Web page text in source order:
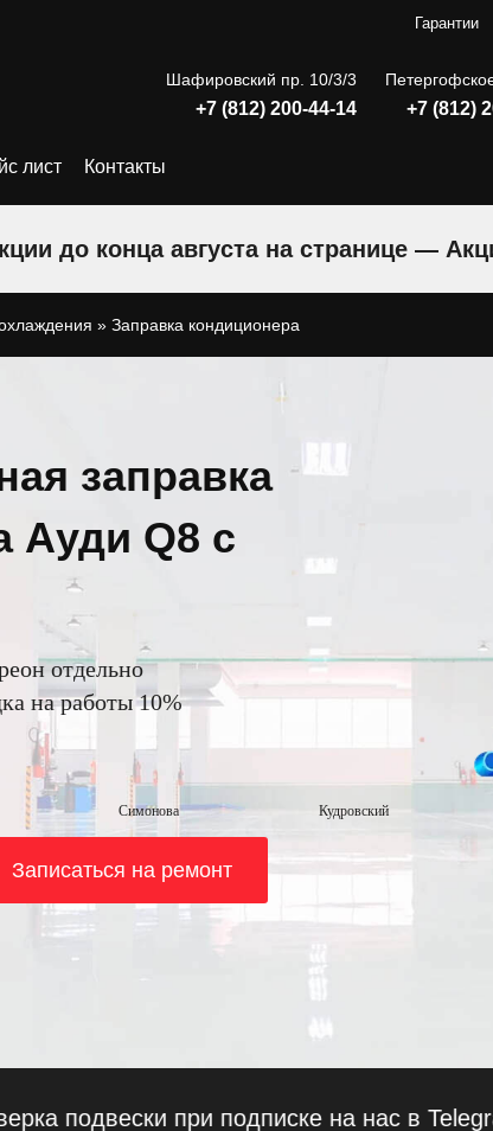
Гарантии
Шафировский пр. 10/3/3
+7 (812) 200-44-14 +7 (812)
лист Контакты
до конца августа на странице —
» Заправка кондиционера
заправка
Ауди Q8 с
отдельно
на работы 10%
Симонова Кудровский
Записаться на ремонт
при подписке на нас в Telegram·